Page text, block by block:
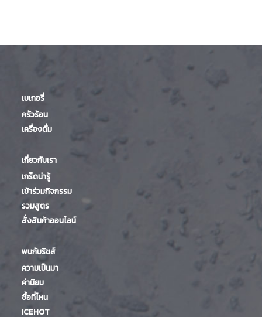
เบเกอรี่
ครัวร้อน
เครื่องดื่ม
เกี่ยวกับเรา
เกร็ดน่ารู้
เข้าร่วมกิจกรรม
รวมสูตร
สั่งสินค้าออนไลน์
พบกับริชส์
ความเป็นมา
ค่านิยม
ซื้อที่ไหน
ICEHOT